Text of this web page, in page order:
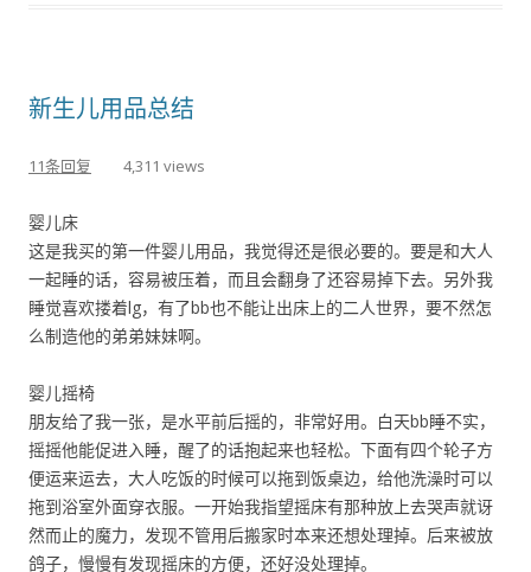
新生儿用品总结
11条回复 4,311 views
婴儿床
这是我买的第一件婴儿用品，我觉得还是很必要的。要是和大人
一起睡的话，容易被压着，而且会翻身了还容易掉下去。另外我
睡觉喜欢搂着lg，有了bb也不能让出床上的二人世界，要不然怎
么制造他的弟弟妹妹啊。
婴儿摇椅
朋友给了我一张，是水平前后摇的，非常好用。白天bb睡不实，
摇摇他能促进入睡，醒了的话抱起来也轻松。下面有四个轮子方
便运来运去，大人吃饭的时候可以拖到饭桌边，给他洗澡时可以
拖到浴室外面穿衣服。一开始我指望摇床有那种放上去哭声就讶
然而止的魔力，发现不管用后搬家时本来还想处理掉。后来被放
鸽子，慢慢有发现摇床的方便，还好没处理掉。